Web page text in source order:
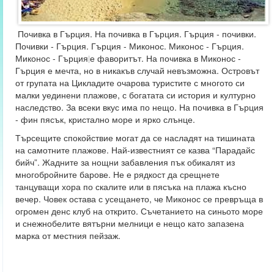
Почивка в Гърция. На почивка в Гърция. Гърция - почивки.
Почивки - Гърция. Гърция - Миконос. Миконос - Гърция.
Миконос - Гърцияе фаворитът. На почивка в Миконос -
Гърция е мечта, но в никакъв случай невъзможна. Островът
от групата на Цикладите очарова туристите с многото си
малки уединени плажове, с богатата си история и културно
наследство. За всеки вкус има по нещо. На почивка в Гърция
- фин пясък, кристално море и ярко слънце.
Търсещите спокойствие могат да се насладят на тишината
на самотните плажове. Най-известният се казва “Парадайс
бийч”. Жадните за нощни забавления пък обикалят из
многобройните барове. Не е рядкост да срещнете
танцуващи хора по скалите или в пясъка на плажа късно
вечер. Човек остава с усещането, че Миконос се превръща в
огромен денс клуб на открито. Съчетанието на синьото море
и снежнобелите вятърни мелници е нещо като запазена
марка от местния пейзаж.